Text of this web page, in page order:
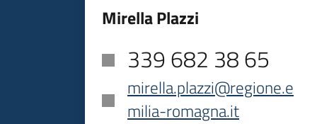
Mirella Plazzi
339 682 38 65
mirella.plazzi@regione.e
milia-romagna.it